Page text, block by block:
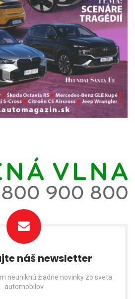
náš newsletter
neuniknú žiadne novinky zo sveta
automobilov